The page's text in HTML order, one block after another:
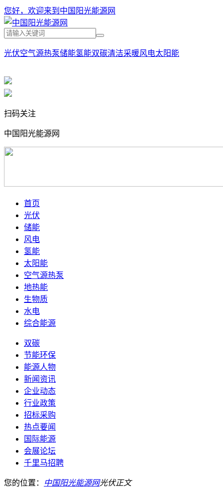
您好，欢迎来到中国阳光能源网
光伏空气源热泵储能氢能双碳清洁采暖风电太阳能
扫码关注
中国阳光能源网
首页
光伏
储能
风电
氢能
太阳能
空气源热泵
地热能
生物质
水电
综合能源
双碳
节能环保
能源人物
新闻资讯
企业动态
行业政策
招标采购
热点要闻
国际能源
会展论坛
千里马招聘
您的位置： 中国阳光能源网光伏正文